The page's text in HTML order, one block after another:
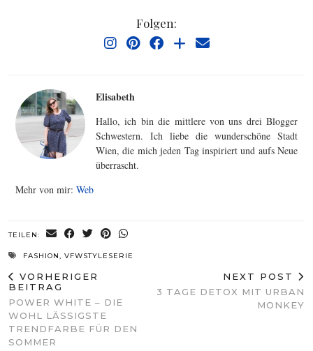
Folgen:
Elisabeth
Hallo, ich bin die mittlere von uns drei Blogger
Schwestern. Ich liebe die wunderschöne Stadt
Wien, die mich jeden Tag inspiriert und aufs Neue
überrascht.
Mehr von mir: Web
TEILEN:
FASHION, VFWSTYLESERIE
VORHERIGER
BEITRAG
POWER WHITE – DIE
WOHL LÄSSIGSTE
TRENDFARBE FÜR DEN
SOMMER
NEXT POST
3 TAGE DETOX MIT URBAN
MONKEY